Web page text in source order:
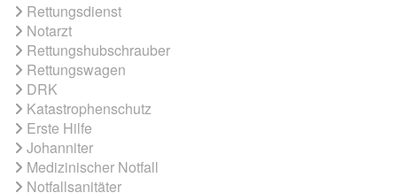
Rettungsdienst
Notarzt
Rettungshubschrauber
Rettungswagen
DRK
Katastrophenschutz
Erste Hilfe
Johanniter
Medizinischer Notfall
Notfallsanitäter